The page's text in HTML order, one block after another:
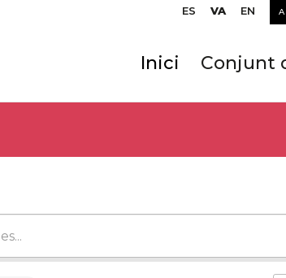
ES VA EN
Inici Conjunt